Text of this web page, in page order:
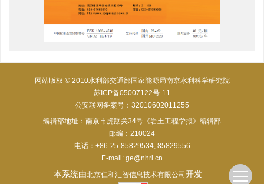
网站版权 © 2010水利部交通部国家能源局南京水利科学研究院
苏ICP备05007122号-11
公安联网备案号：32010602011255
编辑部地址：南京市虎踞关34号《岩土工程学报》编辑部
邮编：210024
电话：+86-25-85829534, 85829556
E-mail: ge@nhri.cn
本系统由北京仁和汇智信息技术有限公司 开发